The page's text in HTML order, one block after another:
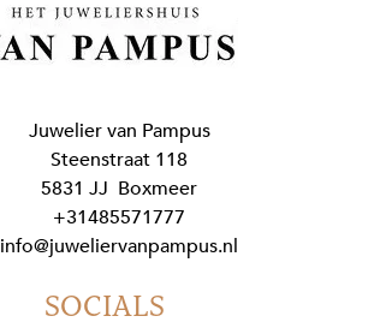
Juwelier van Pampus
Steenstraat 118
5831 JJ Boxmeer
+31485571777
info@juweliervanpampus.nl
SOCIALS